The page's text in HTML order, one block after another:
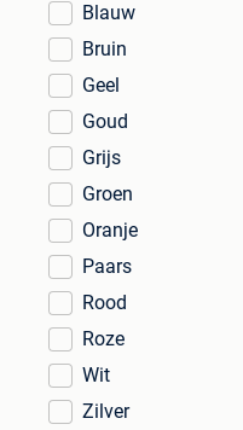
Blauw
Bruin
Geel
Goud
Grijs
Groen
Oranje
Paars
Rood
Roze
Wit
Zilver